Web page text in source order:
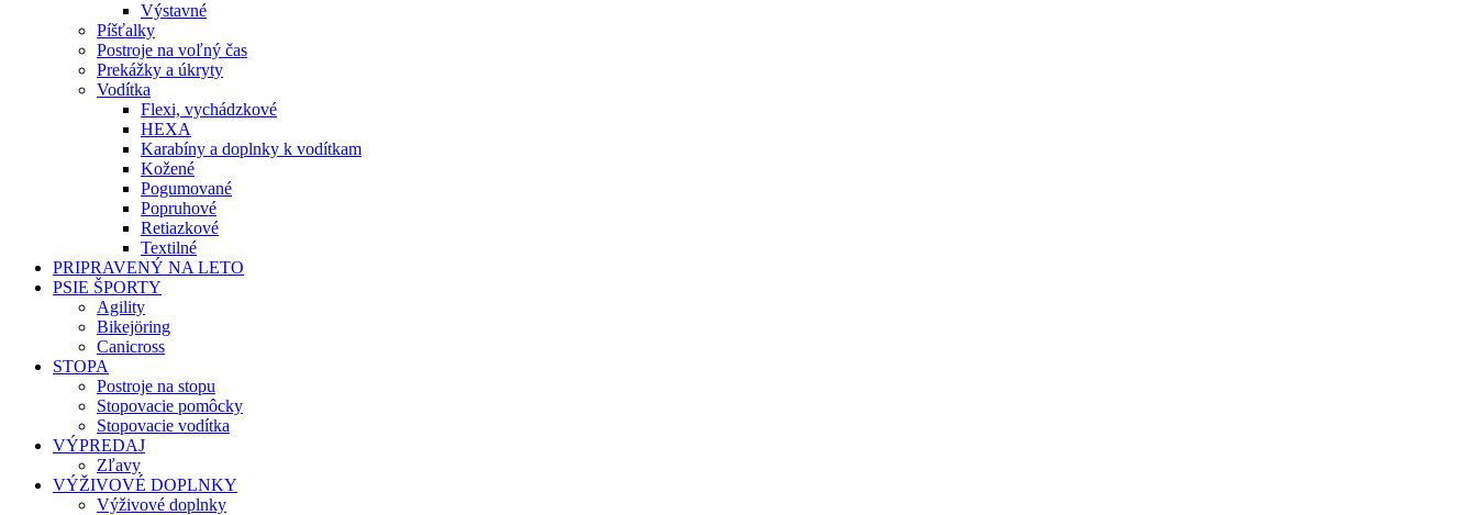
Výstavné
Píšťalky
Postroje na voľný čas
Prekážky a úkryty
Vodítka
Flexi, vychádzkové
HEXA
Karabíny a doplnky k vodítkam
Kožené
Pogumované
Popruhové
Retiazkové
Textilné
PRIPRAVENÝ NA LETO
PSIE ŠPORTY
Agility
Bikejöring
Canicross
STOPA
Postroje na stopu
Stopovacie pomôcky
Stopovacie vodítka
VÝPREDAJ
Zľavy
VÝŽIVOVÉ DOPLNKY
Výživové doplnky